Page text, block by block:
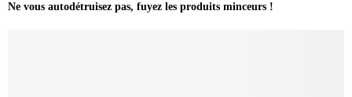
Ne vous autodétruisez pas, fuyez les produits minceurs !